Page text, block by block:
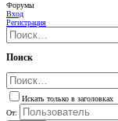
Форумы
Вход
Регистрация
Поиск
Искать только в заголовках
От: